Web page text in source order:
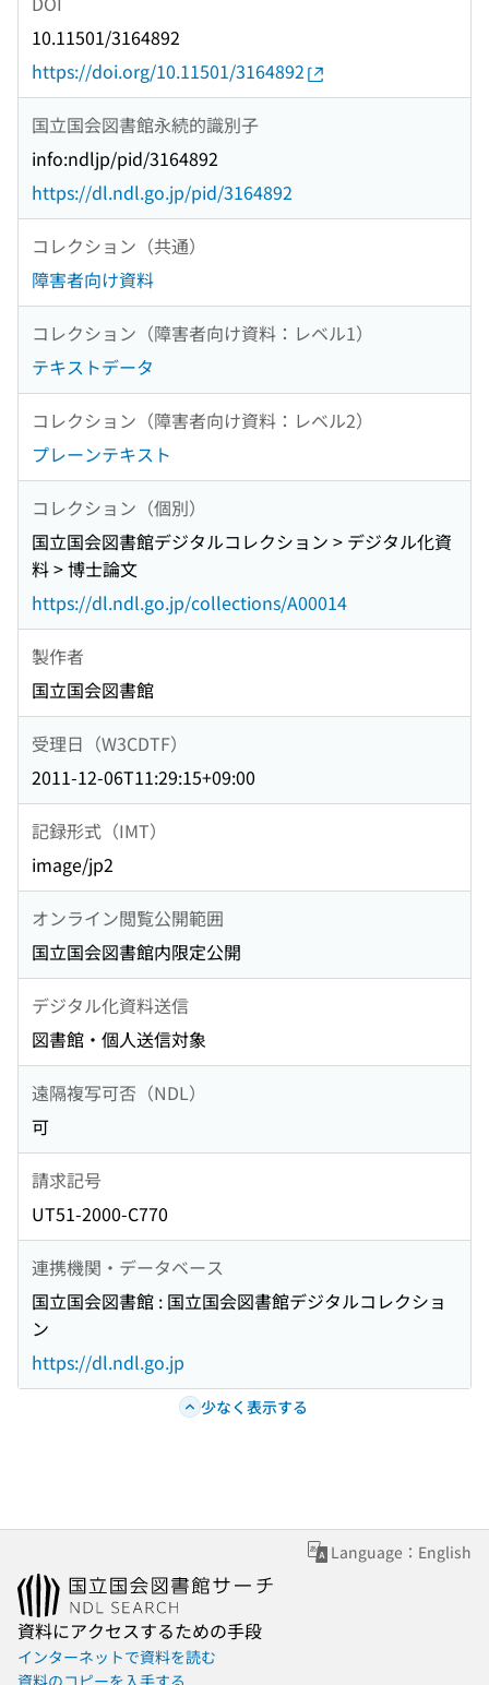
10.11501/3164892
https://doi.org/10.11501/3164892
国立国会図書館永続的識別子
info:ndljp/pid/3164892
https://dl.ndl.go.jp/pid/3164892
コレクション（共通）
障害者向け資料
コレクション（障害者向け資料：レベル1）
テキストデータ
コレクション（障害者向け資料：レベル2）
プレーンテキスト
コレクション（個別）
国立国会図書館デジタルコレクション > デジタル化資
料 > 博士論文
https://dl.ndl.go.jp/collections/A00014
製作者
国立国会図書館
受理日（W3CDTF）
2011-12-06T11:29:15+09:00
記録形式（IMT）
image/jp2
オンライン閲覧公開範囲
国立国会図書館内限定公開
デジタル化資料送信
図書館・個人送信対象
遠隔複写可否（NDL）
可
請求記号
UT51-2000-C770
連携機関・データベース
国立国会図書館 : 国立国会図書館デジタルコレクショ
ン
https://dl.ndl.go.jp
少なく表示する
Language：English
資料にアクセスするための手段
インターネットで資料を読む